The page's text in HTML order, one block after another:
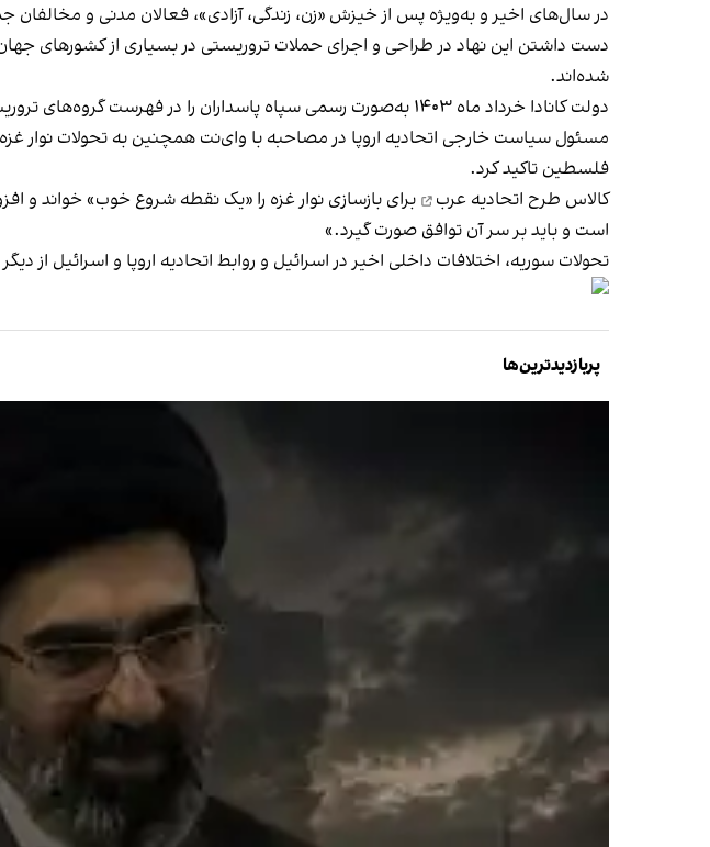
در سال‌های اخیر و به‌ویژه پس از خیزش «زن، زندگی، آزادی»، فعالان مدنی و
دست داشتن این نهاد در طراحی و اجرای حملات تروریستی در بسیاری از کشورهای
شده‌اند.
دولت کانادا خرداد ماه ۱۴۰۳ به‌صورت رسمی سپاه پاسداران را در
فهرست گروه‌های
مسئول سیاست خارجی اتحادیه اروپا در مصاحبه با وای‌نت همچنین به تحولات نوار غزه
فلسطین تاکید کرد.
کالاس طرح اتحادیه عرب
برای بازسازی نوار غزه را «یک نقطه شروع خوب» خواند و
است و باید بر سر آن توافق صورت گیرد.»
تحولات سوریه، اختلافات داخلی اخیر در اسرائیل و روابط اتحادیه اروپا و اسرائیل از
پربازدیدترین‌ها